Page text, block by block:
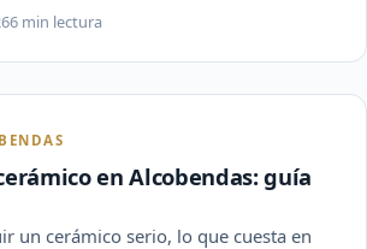
6 min lectura
en Alcobendas: guía
un cerámico serio, lo que cuesta en